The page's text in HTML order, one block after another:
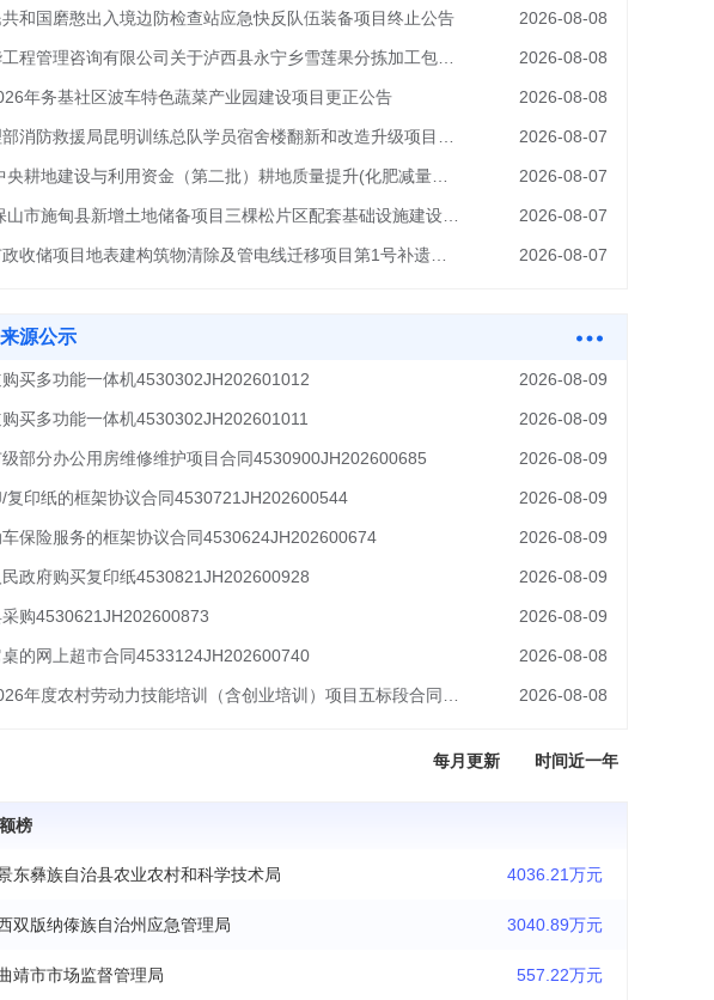
和国磨憨出入境边防检查站应急快反队伍装备项目终止公告 2026-08-08
2026-08-08
年务基社区波车特色蔬菜产业园建设项目更正公告 2026-08-08
2026-08-07
2026-08-07
2026-08-07
2026-08-07
源公示
买多功能一体机4530302JH202601012 2026-08-09
买多功能一体机4530302JH202601011 2026-08-09
部分办公用房维修维护项目合同4530900JH202600685 2026-08-09
复印纸的框架协议合同4530721JH202600544 2026-08-09
保险服务的框架协议合同4530624JH202600674 2026-08-09
政府购买复印纸4530821JH202600928 2026-08-09
购4530621JH202600873 2026-08-09
的网上超市合同4533124JH202600740 2026-08-08
2026-08-08
每月更新 时间近一年
榜
东彝族自治县农业农村和科学技术局 4036.21万元
双版纳傣族自治州应急管理局 3040.89万元
靖市市场监督管理局 557.22万元